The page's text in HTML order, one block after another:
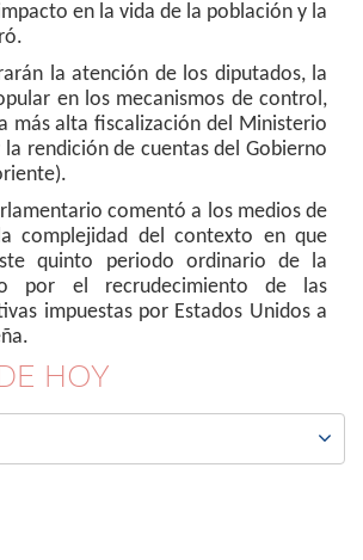
en la vida de la población y la
la atención de los diputados, la
en los mecanismos de control,
más alta fiscalización del Ministerio
rendición de cuentas del Gobierno
comentó a los medios de
complejidad del contexto en que
quinto periodo ordinario de la
por el recrudecimiento de las
impuestas por Estados Unidos a
HOY
